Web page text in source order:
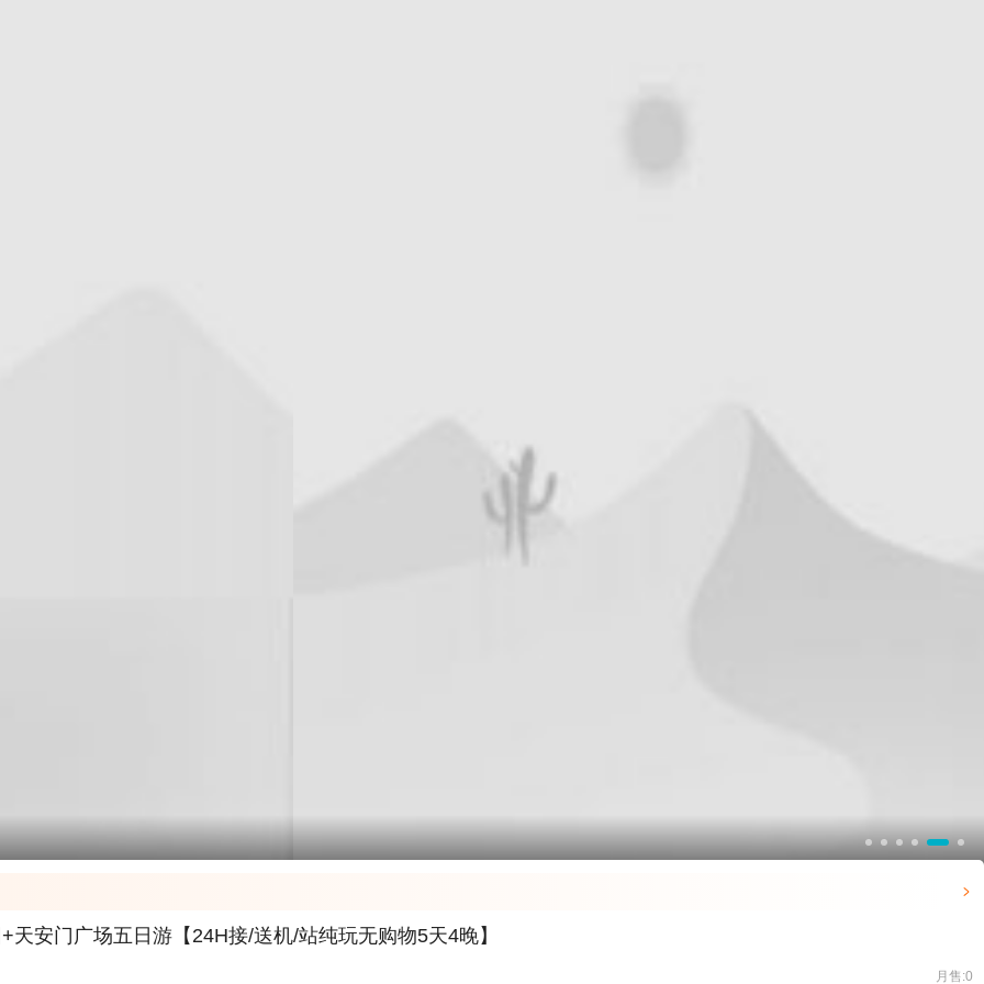

安门广场五日游【24H接/送机/站纯玩无购物5天4晚】
月售:0